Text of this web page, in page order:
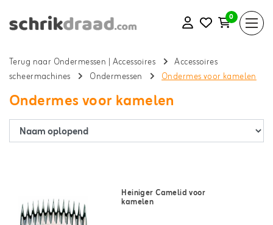
0
Terug naar Ondermessen | Accessoires
Accessoires
scheermachines
Ondermessen Ondermes voor kamelen
Ondermes voor kamelen
Heiniger Camelid voor
kamelen